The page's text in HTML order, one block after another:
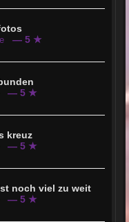
— 5 ★
— 5 ★
kreuz
— 5 ★
noch viel zu weit
— 5 ★